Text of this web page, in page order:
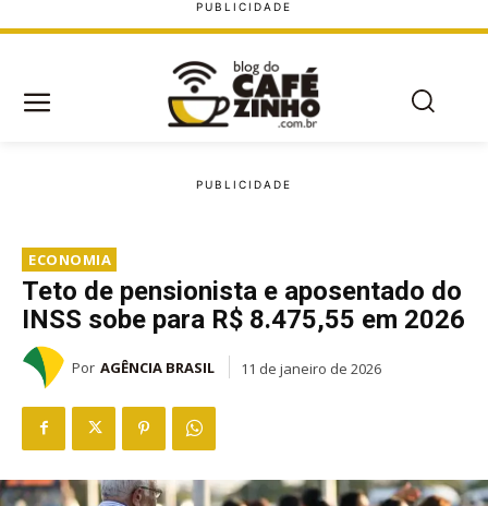
ECONOMIA
Teto de pensionista e aposentado do
INSS sobe para R$ 8.475,55 em 2026
Por AGÊNCIA BRASIL 11 de janeiro de 2026